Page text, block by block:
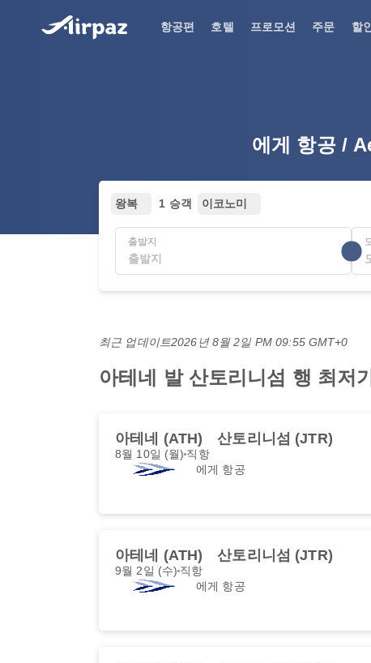
항공편 호텔 프로모션 주문 할인
에게 항공 /
왕복 1 승객 이코노미
출발지
최근 업데이트2026년 8월 2일 PM 09:55 GMT+0
아테네 발 산토리니섬 행 최저
아테네 (ATH) 산토리니섬 (JTR)
8월 10일 (월) 직항
에게 항공
아테네 (ATH) 산토리니섬 (JTR)
9월 2일 (수) 직항
에게 항공